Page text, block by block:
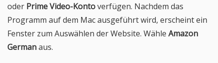
oder Prime Video-Kontoverfügen. Nachdem das
Programm auf dem Mac ausgeführt wird, erscheint ein
Fenster zum Auswählen der Website. Wähle Amazon
Germanaus.